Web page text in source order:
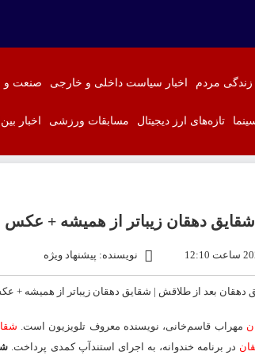
زندگی مردم اخبار سیاست داخلی و خارجی صنعت و
تازه‌های ارز دیجیتال مسابقات ورزشی اخبار
دهقان زیباتر از همیشه + عکس
نویسنده: پیشنهاد ویژه
ن مهراب قاسم‌خانی، نویسنده معروف تلویزیون است.
در برنامه خندوانه، به اجرای استندآپ کمدی پرداخت.